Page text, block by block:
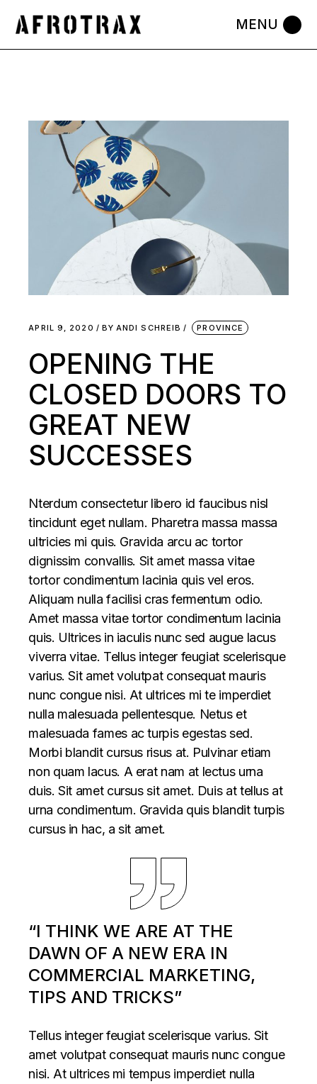
APRIL 9, 2020 BY ANDI SCHREIB PROVINCE
OPENING THE
CLOSED DOORS TO
GREAT NEW
SUCCESSES
Nterdum consectetur libero id faucibus nisl
tincidunt eget nullam. Pharetra massa massa
ultricies mi quis. Gravida arcu ac tortor
dignissim convallis. Sit amet massa vitae
tortor condimentum lacinia quis vel eros.
Aliquam nulla facilisi cras fermentum odio.
Amet massa vitae tortor condimentum lacinia
quis. Ultrices in iaculis nunc sed augue lacus
viverra vitae. Tellus integer feugiat scelerisque
varius. Sit amet volutpat consequat mauris
nunc congue nisi. At ultrices mi te imperdiet
nulla malesuada pellentesque. Netus et
malesuada fames ac turpis egestas sed.
Morbi blandit cursus risus at. Pulvinar etiam
non quam lacus. A erat nam at lectus urna
duis. Sit amet cursus sit amet. Duis at tellus at
urna condimentum. Gravida quis blandit turpis
cursus in hac, a sit amet.
“I THINK WE ARE AT THE
DAWN OF A NEW ERA IN
COMMERCIAL MARKETING,
TIPS AND TRICKS”
Tellus integer feugiat scelerisque varius. Sit
amet volutpat consequat mauris nunc congue
nisi. At ultrices mi tempus imperdiet nulla